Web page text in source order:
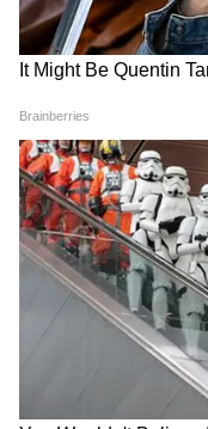
পশ্চিমবঙ্গের
মুখ্যমন্ত্রী হিসেবে
সরকারি
পশ্চিমবঙ্গের
মাসিক প্রায় ২.১০
বেতন পাবেন।